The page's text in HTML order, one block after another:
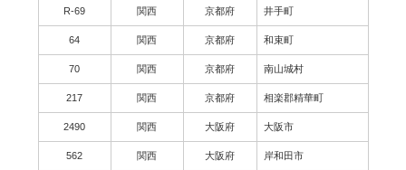
R-69 関西 京都府 井手町
64 関西 京都府 和束町
70 関西 京都府 南山城村
217 関西 京都府 相楽郡精華町
2490 関西 大阪府 大阪市
562 関西 大阪府 岸和田市